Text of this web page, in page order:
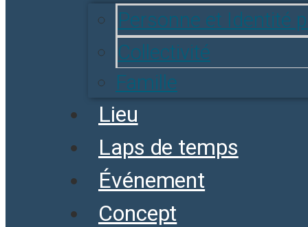
Personne et Identité
Collectivité
Famille
Lieu
Laps de temps
Événement
Concept